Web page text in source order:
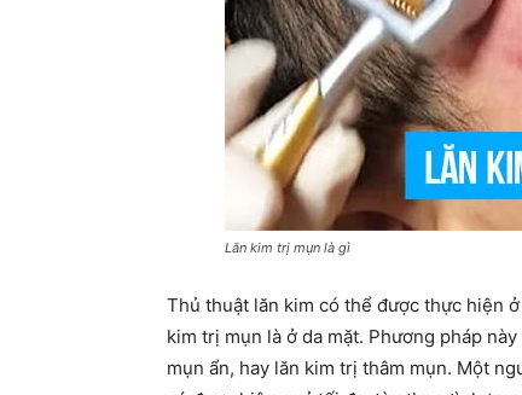
Lăn kim trị mụn là gì
Thủ thuật lăn kim có thể được thực hiện
kim trị mụn là ở da mặt. Phương pháp
mụn ẩn, hay lăn kim trị thâm mụn. Một